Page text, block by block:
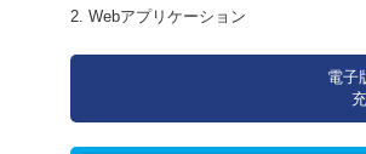
2. Webアプリケーション
電子